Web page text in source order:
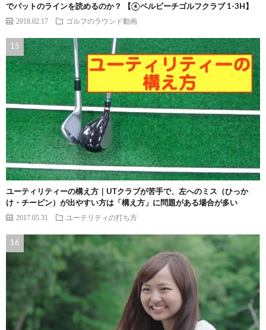
でパットのラインを読めるのか？ 【④ベルビーチゴルフクラブ 1-3H】
2018.02.17 ゴルフのラウンド動画
ユーティリティーの構え方｜UTクラブが苦手で、左へのミス（ひっか
け・チーピン）が出やすい方は「構え方」に問題がある場合が多い
2017.05.31 ユーテリティの打ち方